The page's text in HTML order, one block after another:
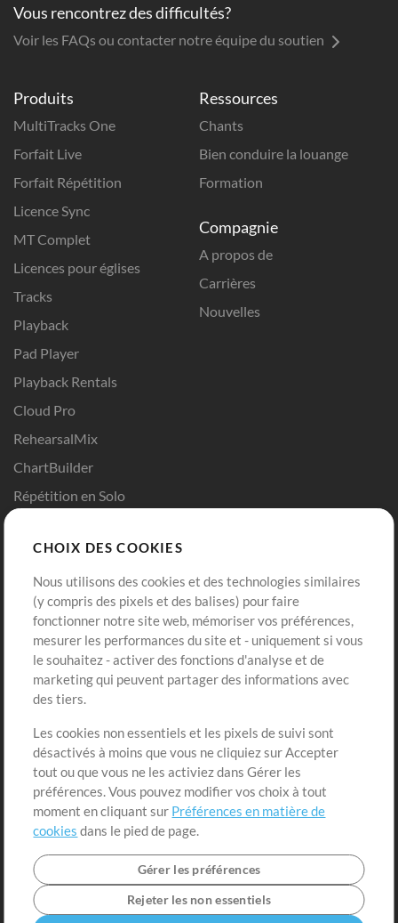
Produits
MultiTracks One
Forfait Live
Forfait Répétition
Licence Sync
MT Complet
Licences pour églises
Tracks
Playback
Pad Player
Playback Rentals
Cloud Pro
RehearsalMix
ChartBuilder
Répétition en Solo
Modèles ProPresenter
Sons
Ressources
Chants
Bien conduire la louange
Formation
Compagnie
A propos de
Carrières
Nouvelles
Boutique
Acheter des crédits
Contenu gratuit
Demander les pistes
Extras
Sessions
Soumettre votre contenu
Listes de lecture
Conférence MT
Compte
Connexion
S'inscrire
Vous rencontrez des difficultés?
Voir les FAQs ou contacter notre équipe du soutien
CHOIX DES COOKIES
Nous utilisons des cookies et des technologies similaires
(y compris des pixels et des balises) pour faire
fonctionner notre site web, mémoriser vos préférences,
mesurer les performances du site et - uniquement si vous
le souhaitez - activer des fonctions d'analyse et de
marketing qui peuvent partager des informations avec
des tiers.
Les cookies non essentiels et les pixels de suivi sont
désactivés à moins que vous ne cliquiez sur Accepter
tout ou que vous ne les activiez dans Gérer les
préférences. Vous pouvez modifier vos choix à tout
moment en cliquant sur Préférences en matière de
cookies dans le pied de page.
Gérer les préférences
Rejeter les non essentiels